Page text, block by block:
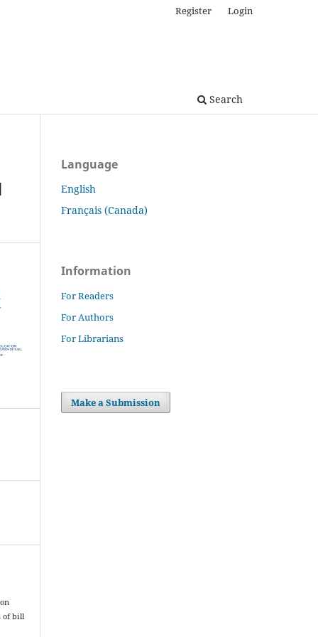
Search
Register Login
of bill
Language
English
Français (Canada)
Information
For Readers
For Authors
For Librarians
Make a Submission